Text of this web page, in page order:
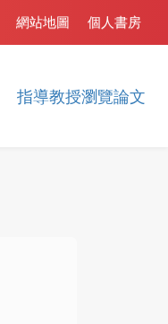
指導教授瀏覽論文
個人書房
網站地圖